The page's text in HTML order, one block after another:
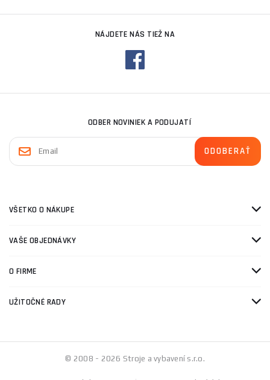
NÁJDETE NÁS TIEŽ NA
ODBER NOVINIEK A PODUJATÍ
VŠETKO O NÁKUPE
VAŠE OBJEDNÁVKY
O FIRME
UŽITOČNÉ RADY
© 2008 - 2026 Stroje a vybavení s.r.o.